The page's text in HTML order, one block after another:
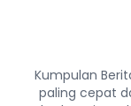
Kumpulan
paling cepat